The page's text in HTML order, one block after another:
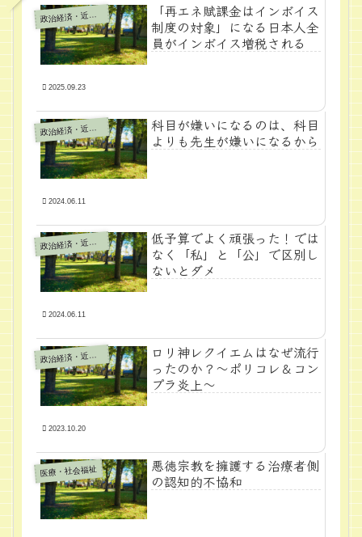
政
治経済・近代学問
「再エネ賦課金はインボイス
制度の対象」になる日本人全
員がインボイス増税される
2025.09.23
政
治経済・近代学問
科目が嫌いになるのは、科目
よりも先生が嫌いになるから
2024.06.11
政
治経済・近代学問
低予算でよく頑張った！では
なく「私」と「公」で区別し
ないとダメ
2024.06.11
政
治経済・近代学問
ロリ神レクイエムはなぜ流行
ったのか？～ポリコレ＆コン
プラ炎上～
2023.10.20
医療・社会福祉
悪徳宗教を擁護する治療者側
の認知的不協和